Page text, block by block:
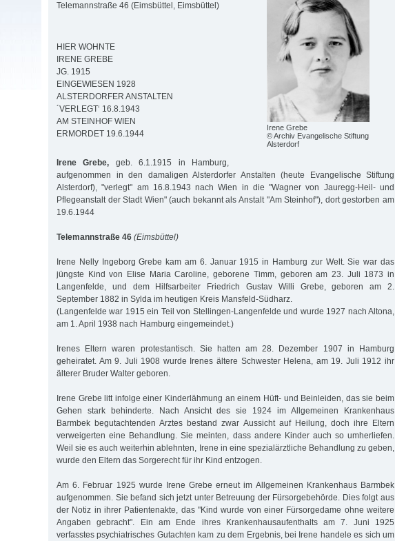
Irene Grebe
© Archiv Evangelische Stiftung
Alsterdorf
Telemannstraße 46 (Eimsbüttel, Eimsbüttel)
HIER WOHNTE
IRENE GREBE
JG. 1915
EINGEWIESEN 1928
ALSTERDORFER ANSTALTEN
´VERLEGT‘ 16.8.1943
AM STEINHOF WIEN
ERMORDET 19.6.1944
Irene Grebe, geb. 6.1.1915 in Hamburg,
aufgenommen in den damaligen Alsterdorfer Anstalten (heute Evangelische Stiftung
Alsterdorf), "verlegt" am 16.8.1943 nach Wien in die "Wagner von Jauregg-Heil- und
Pflegeanstalt der Stadt Wien" (auch bekannt als Anstalt "Am Steinhof"), dort gestorben am
19.6.1944
Telemannstraße 46 (Eimsbüttel)
Irene Nelly Ingeborg Grebe kam am 6. Januar 1915 in Hamburg zur Welt. Sie war das
jüngste Kind von Elise Maria Caroline, geborene Timm, geboren am 23. Juli 1873 in
Langenfelde, und dem Hilfsarbeiter Friedrich Gustav Willi Grebe, geboren am 2.
September 1882 in Sylda im heutigen Kreis Mansfeld-Südharz.
(Langenfelde war 1915 ein Teil von Stellingen-Langenfelde und wurde 1927 nach Altona,
am 1. April 1938 nach Hamburg eingemeindet.)
Irenes Eltern waren protestantisch. Sie hatten am 28. Dezember 1907 in Hamburg
geheiratet. Am 9. Juli 1908 wurde Irenes ältere Schwester Helena, am 19. Juli 1912 ihr
älterer Bruder Walter geboren.
Irene Grebe litt infolge einer Kinderlähmung an einem Hüft- und Beinleiden, das sie beim
Gehen stark behinderte. Nach Ansicht des sie 1924 im Allgemeinen Krankenhaus
Barmbek begutachtenden Arztes bestand zwar Aussicht auf Heilung, doch ihre Eltern
verweigerten eine Behandlung. Sie meinten, dass andere Kinder auch so umherliefen.
Weil sie es auch weiterhin ablehnten, Irene in eine spezialärztliche Behandlung zu geben,
wurde den Eltern das Sorgerecht für ihr Kind entzogen.
Am 6. Februar 1925 wurde Irene Grebe erneut im Allgemeinen Krankenhaus Barmbek
aufgenommen. Sie befand sich jetzt unter Betreuung der Fürsorgebehörde. Dies folgt aus
der Notiz in ihrer Patientenakte, das "Kind wurde von einer Fürsorgedame ohne weitere
Angaben gebracht". Ein am Ende ihres Krankenhausaufenthalts am 7. Juni 1925
verfasstes psychiatrisches Gutachten kam zu dem Ergebnis, bei Irene handele es sich um